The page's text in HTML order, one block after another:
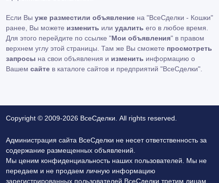
Если Вы уже разместили объявление на "ВсеСделки - Кошки"
ранее, Вы можете изменить или удалить его в любое время.
Для этого перейдите по ссылке "Мои объявления" в правом
верхнем углу этой страницы. Там же Вы сможете просмотреть
запросы на свои объявления и изменить информацию о
Вашем сайте в каталоге сайтов и предприятий "ВсеСделки".
Copyright © 2009-2026 ВсеСделки. All rights reserved.
Администрация сайта ВсеСделки не несет ответственность за
содержание размещенных объявлений.
Мы ценим конфиденциальность наших пользователей. Мы не
передаем и не продаем личную информацию
зарегистрированных пользователей ВсеСделки третим лицам.